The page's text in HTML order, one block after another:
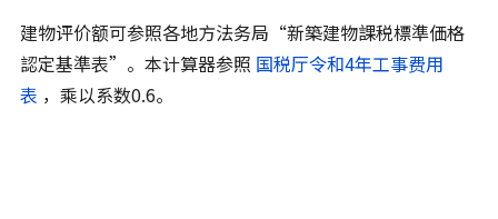
建物评价额可参照各地方法务局“新築建物課税標準価格
認定基準表”。本计算器参照 国税厅令和4年工事费用
表 ，乘以系数0.6。